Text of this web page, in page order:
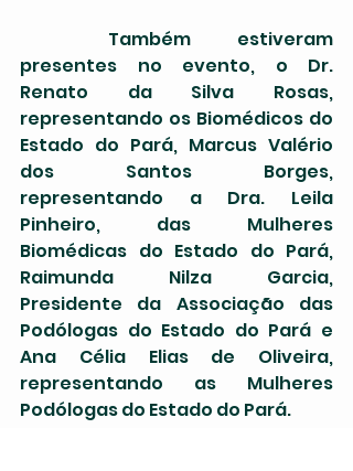
presentes no evento, o Dr.
Renato da Silva Rosas,
representando os Biomédicos do
Estado do Pará, Marcus Valério
dos Santos Borges,
representando a Dra. Leila
Pinheiro, das Mulheres
Biomédicas do Estado do Pará,
Raimunda Nilza Garcia,
Presidente da Associação das
Podólogas do Estado do Pará e
Ana Célia Elias de Oliveira,
representando as Mulheres
Podólogas do Estado do Pará.